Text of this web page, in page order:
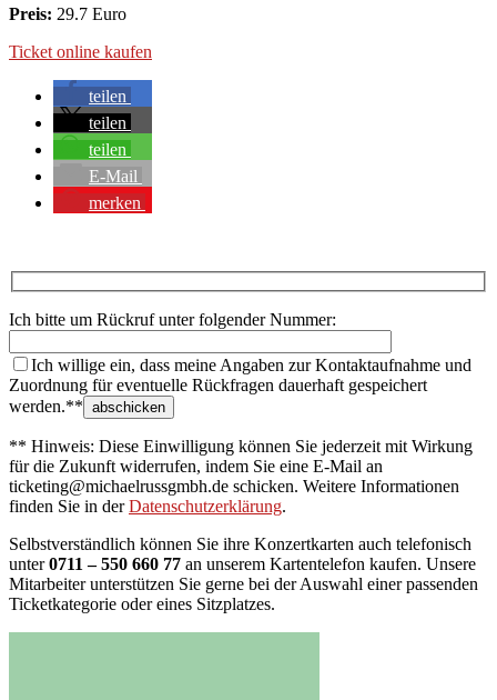
Preis: 29.7 Euro
Ticket online kaufen
teilen
teilen
teilen
E-Mail
merken
Ich bitte um Rückruf unter folgender Nummer:
Ich willige ein, dass meine Angaben zur Kontaktaufnahme und
Zuordnung für eventuelle Rückfragen dauerhaft gespeichert
werden.**
** Hinweis: Diese Einwilligung können Sie jederzeit mit Wirkung
für die Zukunft widerrufen, indem Sie eine E-Mail an
ticketing@michaelrussgmbh.de schicken. Weitere Informationen
finden Sie in derDatenschutzerklärung.
Selbstverständlich können Sie ihre Konzertkarten auch telefonisch
unter0711 – 550 660 77 an unserem Kartentelefon kaufen. Unsere
Mitarbeiter unterstützen Sie gerne bei der Auswahl einer passenden
Ticketkategorie oder eines Sitzplatzes.